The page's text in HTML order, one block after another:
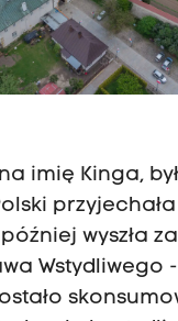
imię Kinga,
wyszła
Wstydliwego